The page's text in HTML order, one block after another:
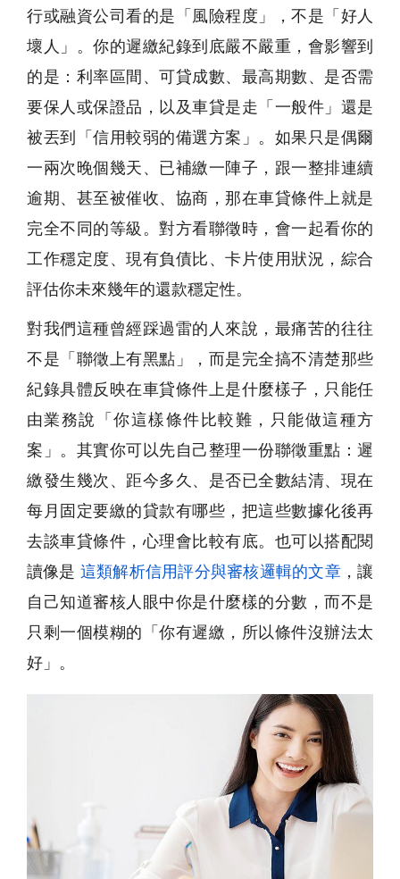
行或融資公司看的是「風險程度」，不是「好人
壞人」。你的遲繳紀錄到底嚴不嚴重，會影響到
的是：利率區間、可貸成數、最高期數、是否需
要保人或保證品，以及車貸是走「一般件」還是
被丟到「信用較弱的備選方案」。如果只是偶爾
一兩次晚個幾天、已補繳一陣子，跟一整排連續
逾期、甚至被催收、協商，那在車貸條件上就是
完全不同的等級。對方看聯徵時，會一起看你的
工作穩定度、現有負債比、卡片使用狀況，綜合
評估你未來幾年的還款穩定性。
對我們這種曾經踩過雷的人來說，最痛苦的往往
不是「聯徵上有黑點」，而是完全搞不清楚那些
紀錄具體反映在車貸條件上是什麼樣子，只能任
由業務說「你這樣條件比較難，只能做這種方
案」。其實你可以先自己整理一份聯徵重點：遲
繳發生幾次、距今多久、是否已全數結清、現在
每月固定要繳的貸款有哪些，把這些數據化後再
去談車貸條件，心理會比較有底。也可以搭配閱
讀像是 這類解析信用評分與審核邏輯的文章，讓
自己知道審核人眼中你是什麼樣的分數，而不是
只剩一個模糊的「你有遲繳，所以條件沒辦法太
好」。